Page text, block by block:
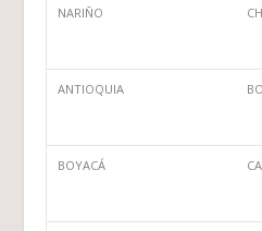
NARIÑO
ANTIOQUIA
BOYACÁ